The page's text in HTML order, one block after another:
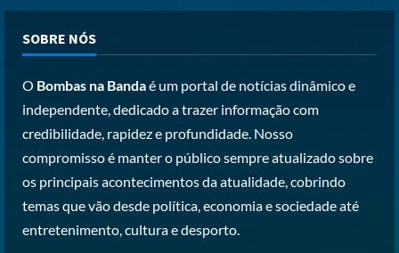
2
registo criminal
Posted on 4 months ago
3
Nike vai despedir 1.400 trabalhadores
para apostar em automação e
simplificar operações
Posted on 4 months ago
SOBRE NÓS
O Bombas na Bandaé um portal de notícias dinâmico e
independente, dedicado a trazer informação com
credibilidade, rapidez e profundidade. Nosso
compromisso é manter o público sempre atualizado sobre
os principais acontecimentos da atualidade, cobrindo
temas que vão desde política, economia e sociedade até
entretenimento, cultura e desporto.